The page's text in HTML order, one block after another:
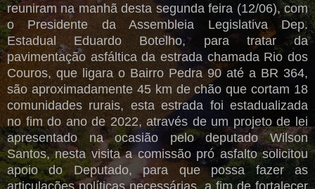
reuniram na manhã desta segunda feira (12/06), com
o Presidente da Assembleia Legislativa Dep.
Estadual Eduardo Botelho, para tratar da
pavimentação asfáltica da estrada chamada Rio dos
Couros, que ligara o Bairro Pedra 90 até a BR 364,
são aproximadamente 45 km de chão que cortam 18
comunidades rurais, esta estrada foi estadualizada
no fim do ano de 2022, através de um projeto de lei
apresentado na ocasião pelo deputado Wilson
Santos, nesta visita a comissão pró asfalto solicitou
apoio do Deputado, para que possa fazer as
articulações políticas necessárias, a fim de fortalecer